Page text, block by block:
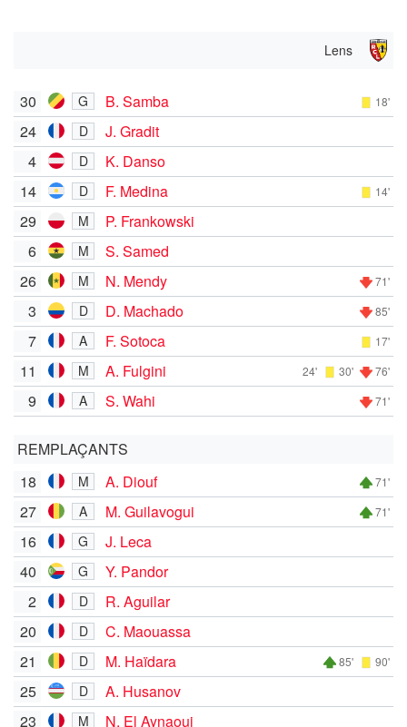
Lens
30 G B. Samba 18'
24 D
J. Gradit
4
D
K. Danso
14
D F. Medina 14'
29 M
P. Frankowski
6
M
S. Samed
26
M N. Mendy 71'
3 D D. Machado 85'
7 A F. Sotoca 17'
11 M A. Fulgini 24' 30' 76'
9 A S. Wahi 71'
REMPLAÇANTS
18
M A. Diouf 71'
27 A M. Guilavogui 71'
16 G
J. Leca
40
G
Y. Pandor
2
D
R. Aguilar
20
D
C. Maouassa
21
D M. Haïdara 85' 90'
25 D
A. Husanov
23
M N. El Aynaoui